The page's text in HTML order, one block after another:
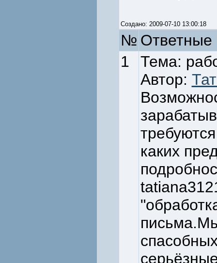
Создано: 2009-07-10 13:00:18
№
1
Тема:
Автор:
каких